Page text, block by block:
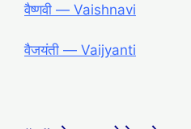
वैष्णवी ― Vaishnavi
वैजयंती ― Vaijyanti